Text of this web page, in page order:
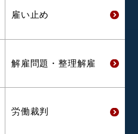
雇い止め
解雇問題・ 整理解雇
労働裁判